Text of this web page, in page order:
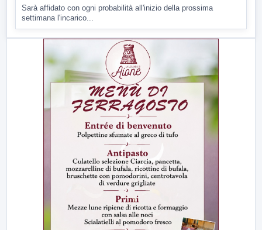
Sarà affidato con ogni probabilità all'inizio della prossima
settimana l'incarico...